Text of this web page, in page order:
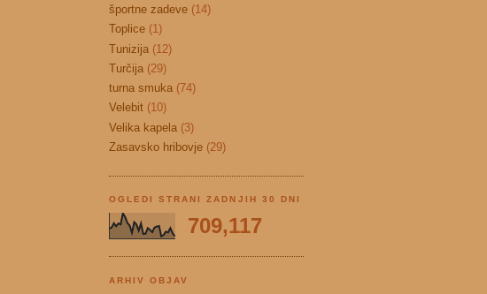
športne zadeve (14)
Toplice (1)
Tunizija (12)
Turčija (29)
turna smuka (74)
Velebit (10)
Velika kapela (3)
Zasavsko hribovje (29)
OGLEDI STRANI ZADNJIH 30 DNI
709,117
ARHIV OBJAV